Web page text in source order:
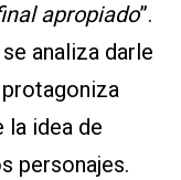
apropiado”.
analiza darle
la idea de
personajes.